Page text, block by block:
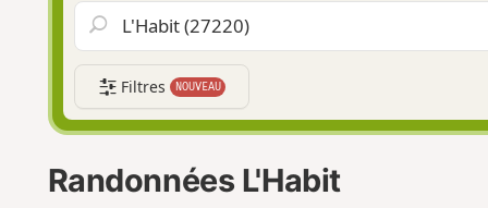
Filtres NOUVEAU
Randonnées L'Habit